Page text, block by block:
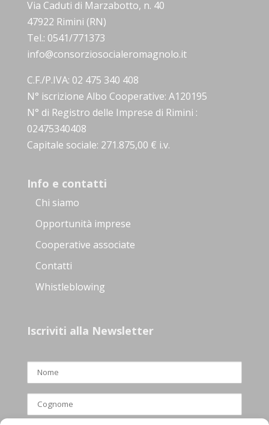
Via Caduti di Marzabotto, n. 40
47922 Rimini (RN)
Tel.: 0541/771373
info@consorziosocialeromagnolo.it
C.F./P.IVA: 02 475 340 408
N° iscrizione Albo Cooperative: A120195
N° di Registro delle Imprese di Rimini :
02475340408
Capitale sociale: 271.875,00 € i.v.
Info e contatti
Chi siamo
Opportunità imprese
Cooperative associate
Contatti
Whistleblowing
Iscriviti alla Newsletter